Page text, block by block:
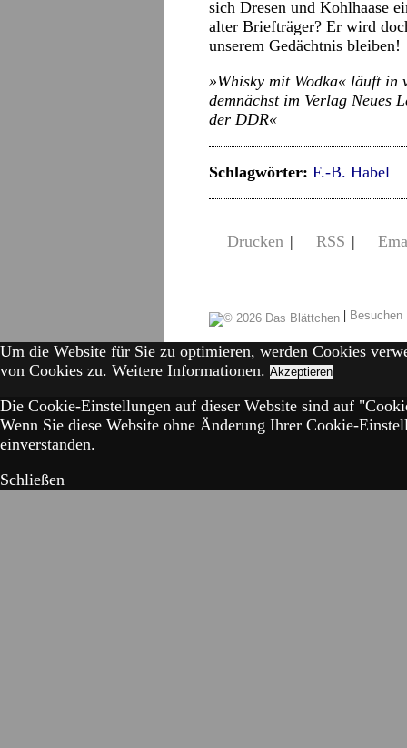
sich Dresen und Kohlhaase
alter Briefträger? Er wird
unserem Gedächtnis bleiben!
»Whisky mit Wodka« läuft in
demnächst im Verlag Neues
der DDR«
Schlagwörter: F.-B. Habel
Drucken | RSS |
|
Um die Website für Sie zu optimieren, werden Cookies
von Cookies zu. Weitere Informationen. Akzeptieren
Die Cookie-Einstellungen auf dieser Website sind auf
Wenn Sie diese Website ohne Änderung Ihrer Cookie-
einverstanden.
Schließen